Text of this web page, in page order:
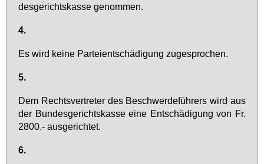
des­ge­richts­kas­se ge­nom­men.
4.
Es wird kei­ne Par­tei­ent­schä­di­gung zu­ge­spro­chen.
5.
Dem Rechts­ver­tre­ter des Be­schwer­de­füh­rers wird aus
der Bun­des­ge­richts­kas­se ei­ne Ent­schä­di­gung von Fr.
2800.- aus­ge­rich­tet.
6.